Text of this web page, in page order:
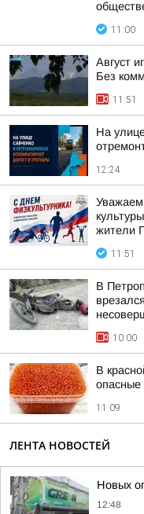
11:00
Август
Без
11:51
На
12:24
жители
11:51
В
10:00
В
опасные
11:09
ЛЕНТА НОВОСТЕЙ
Новых
12:48